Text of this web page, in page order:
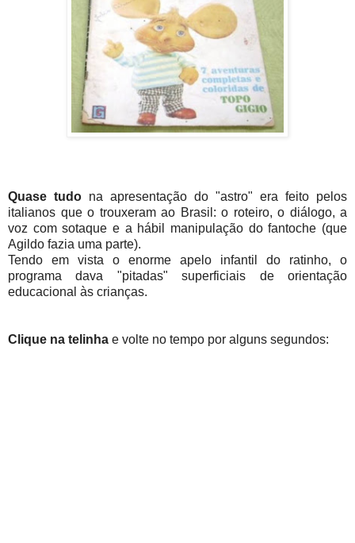
Quase tudo na apresentação do "astro" era feito pelos
italianos que o trouxeram ao Brasil: o roteiro, o diálogo, a
voz com sotaque e a hábil manipulação do fantoche (que
Agildo fazia uma parte).
Tendo em vista o enorme apelo infantil do ratinho, o
programa dava "pitadas" superficiais de orientação
educacional às crianças.
Clique na telinha e volte no tempo por alguns segundos: